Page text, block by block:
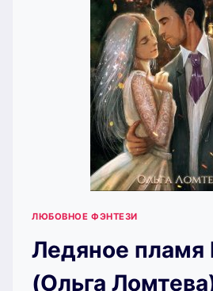
ЛЮБОВНОЕ ФЭНТЕЗИ
Ледяное пламя
(Ольга